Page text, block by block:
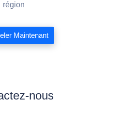
région
Maintenant
nous